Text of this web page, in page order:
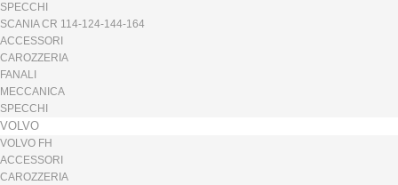
SPECCHI
SCANIA CR 114-124-144-164
ACCESSORI
CAROZZERIA
FANALI
MECCANICA
SPECCHI
VOLVO
VOLVO FH
ACCESSORI
CAROZZERIA